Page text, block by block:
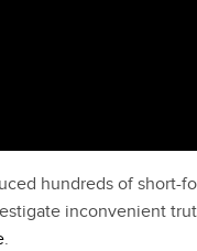
hundreds of short-
inconvenient
.